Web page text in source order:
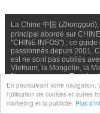
En poursuivant votre
l'utilisation de cookies et autres
marketing et la publicité. Plus
La Chine 中国 (Zhongguó
principal abordé sur
"CHINE INFOS") ; ce
passionnés depuis 2001.
est ne sont pas oubliés
Vietnam, la Mongolie, la
Nous contacter-
©